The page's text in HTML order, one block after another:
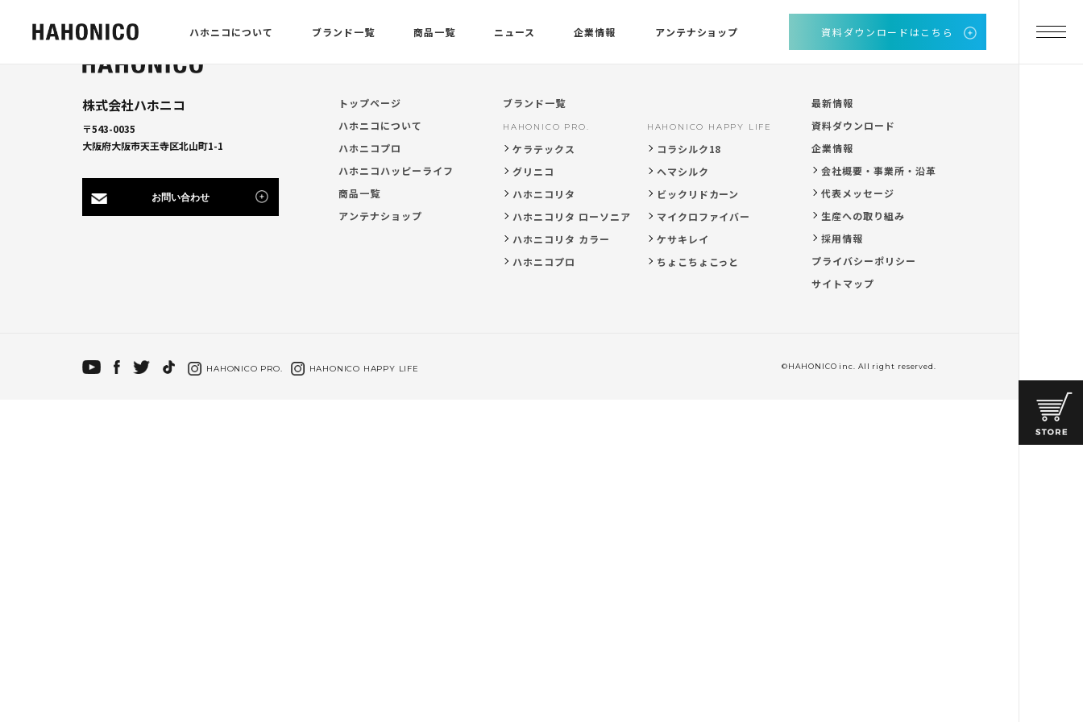
ハホニコについて ブランド一覧 商品一覧 ニュース 企業情報 アンテナショップ 資料ダウンロードはこちら
株式会社ハホニコ
〒543-0035
大阪府大阪市天王寺区北山町1-1
お問い合わせ
トップページ
ハホニコについて
ハホニコプロ
ハホニコハッピーライフ
商品一覧
アンテナショップ
ブランド一覧
HAHONICO PRO.
ケラテックス
グリニコ
ハホニコリタ
ハホニコリタ ローソニア
ハホニコリタ カラー
ハホニコプロ
HAHONICO HAPPY LIFE
コラシルク18
ヘマシルク
ビックリドカーン
マイクロファイバー
ケサキレイ
ちょこちょこっと
最新情報
資料ダウンロード
企業情報
会社概要・事業所・沿革
代表メッセージ
生産への取り組み
採用情報
プライバシーポリシー
サイトマップ
HAHONICO PRO. HAHONICO HAPPY LIFE ©HAHONICO inc. All right reserved.